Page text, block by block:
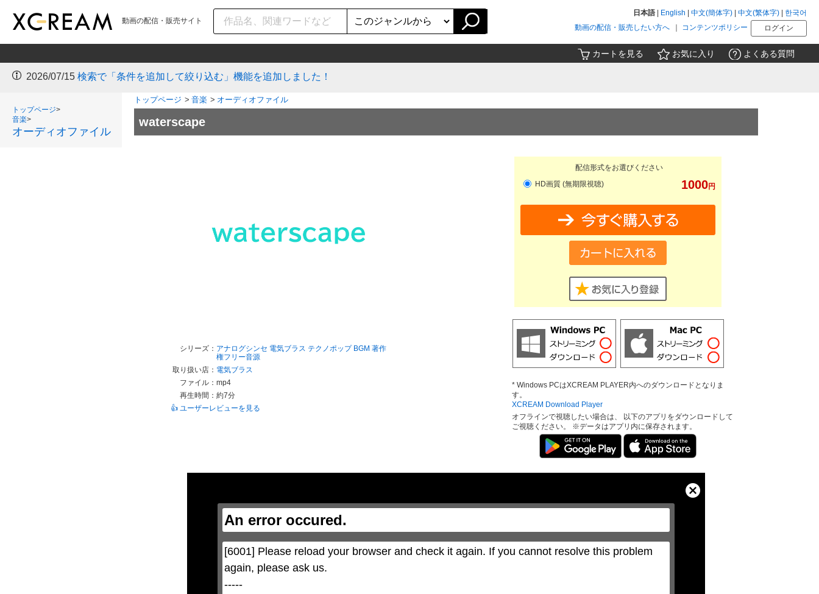
日本語 English 中文(簡体字) 中文(繁体字)
한국어
動画の配信・販売サイト
ログイン
コンテンツポリシー
動画の配信・販売したい方へ
カートを見る お気に入り よくある質問
2026/07/15 検索で「条件を追加して絞り込む」機能を追加しました！
トップページ>
音楽>
オーディオファイル
トップページ > 音楽 > オーディオファイル
waterscape
シリーズ： アナログシンセ 電気ブラス テクノポップ BGM 著作
権フリー音源
取り扱い店： 電気ブラス
ファイル： mp4
再生時間： 約7分
👍 ユーザーレビューを見る
配信形式をお選びください
1000円
HD画質 (無期限視聴)
* Windows PCはXCREAM PLAYER内へのダウンロードとなりま
す。
XCREAM Download Player
オフラインで視聴したい場合は、 以下のアプリをダウンロードして
ご視聴ください。 ※データはアプリ内に保存されます。
An error occured.
[6001] Please reload your browser and check it again. If you cannot resolve this problem
again, please ask us.
-----
Close
Modal
Dialog